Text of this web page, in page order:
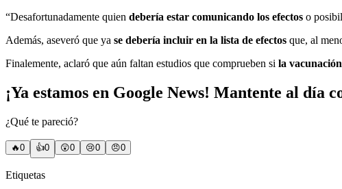
“Desafortunadamente quien debería estar comunicando los efectos o
Además, aseveró que ya se debería incluir en la lista de efectos que, al
Finalemente, aclaró que aún faltan estudios que comprueben si la vacunación
¡Ya estamos en Google News! Mantente al
¿Qué te pareció?
🔥0 👍0 😲0 😢0 😠0
Etiquetas